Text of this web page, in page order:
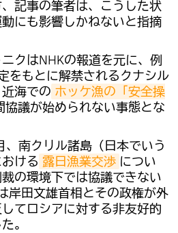
記事の筆者は、こうした状
にも影響しかねないと指摘
クはNHKの報道を元に、例
をもとに解禁されるクナシル
海での ホッケ漁の「安全操
協議が始められない事態とな
、南クリル諸島（日本でいう
ける 露日漁業交渉 につい
の環境下では協議できない
岸田文雄首相とその政権が外
てロシアに対する非友好的
。